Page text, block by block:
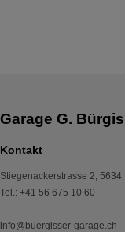
Kontakt
Stiegenackerstrasse 2, 5634
Tel.: +41 56 675 10 60
info@buergisser-garage.ch